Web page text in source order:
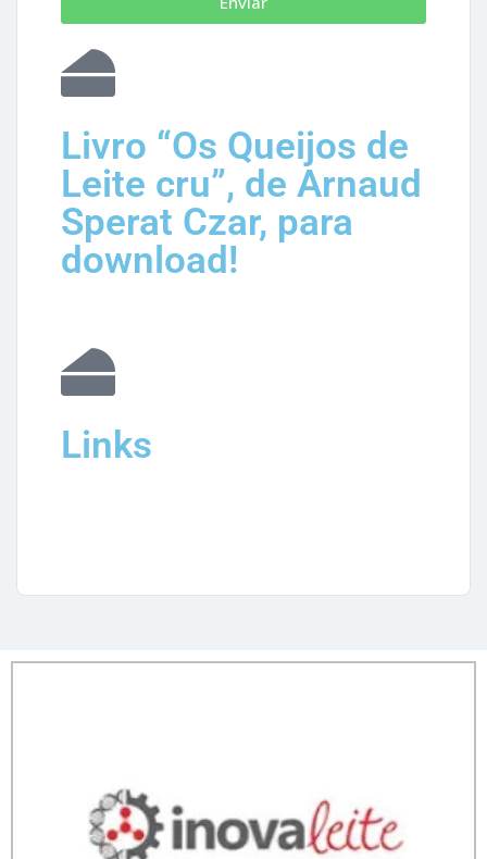
Livro “Os Queijos de
Leite cru”, de Arnaud
Sperat Czar, para
download!
Links